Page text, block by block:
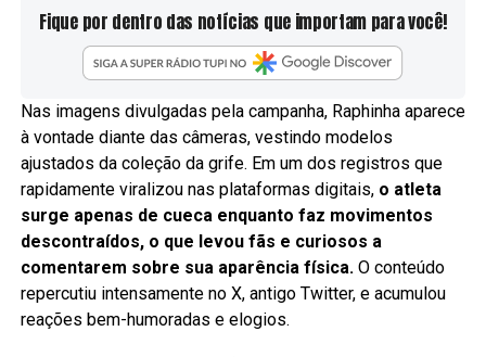
Fique por dentro das notícias que importam para você!
Nas imagens divulgadas pela campanha, Raphinha aparece
à vontade diante das câmeras, vestindo modelos
ajustados da coleção da grife. Em um dos registros que
rapidamente viralizou nas plataformas digitais,o atleta
surge apenas de cueca enquanto faz movimentos
descontraídos, o que levou fãs e curiosos a
comentarem sobre sua aparência física.O conteúdo
repercutiu intensamente no X, antigo Twitter, e acumulou
reações bem-humoradas e elogios.